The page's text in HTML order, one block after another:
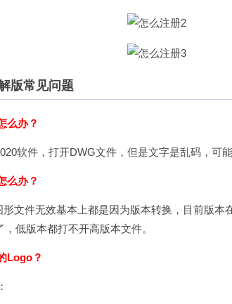
版常见问题
么办？
软件，打开DWG文件，但是文字是乱码，可
么办？
文件无效基本上都是因为版本转换，目前版本
低版本都打不开高版本文件。
Logo？